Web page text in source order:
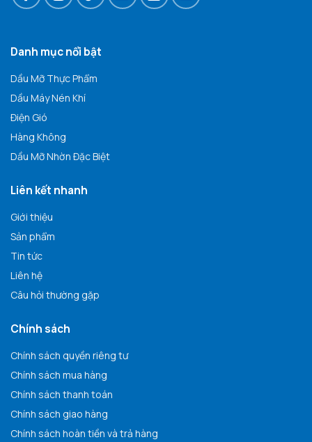
Danh mục nổi bật
Dầu Mỡ Thực Phẩm
Dầu Máy Nén Khí
Điện Gió
Hàng Không
Dầu Mỡ Nhờn Đặc Biệt
Liên kết nhanh
Giới thiệu
Sản phẩm
Tin tức
Liên hệ
Câu hỏi thường gặp
Chính sách
Chính sách quyền riêng tư
Chính sách mua hàng
Chính sách thanh toán
Chính sách giao hàng
Chính sách hoàn tiền và trả hàng